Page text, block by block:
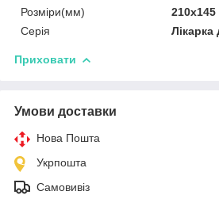
Розміри(мм)
210х145
Серія
Лікарка
Приховати
Умови доставки
Нова Пошта
Укрпошта
Самовивіз